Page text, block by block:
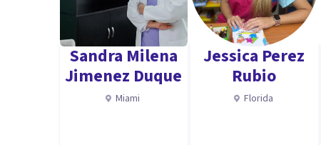
Sandra Milena
Jimenez Duque
Miami
Jessica Perez
Rubio
Florida